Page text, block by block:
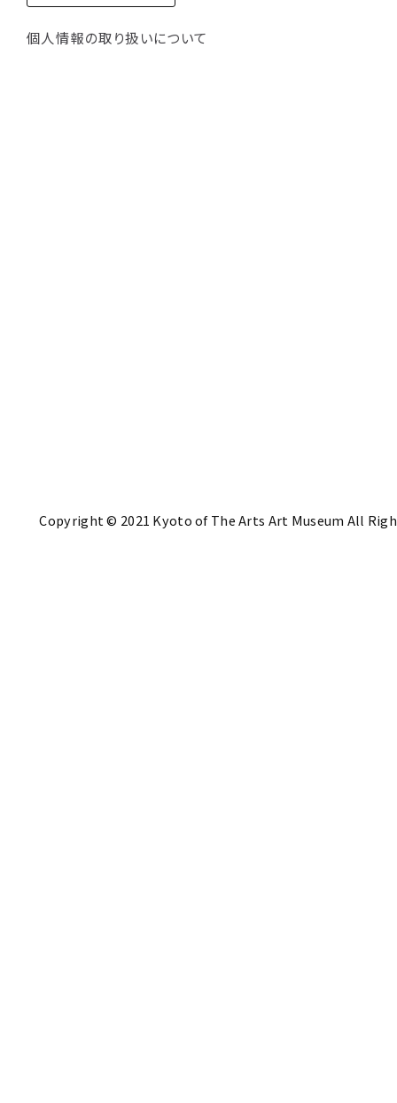
個人情報の取り扱いについて
Copyright © 2021 Kyoto of The Arts Art Museum All